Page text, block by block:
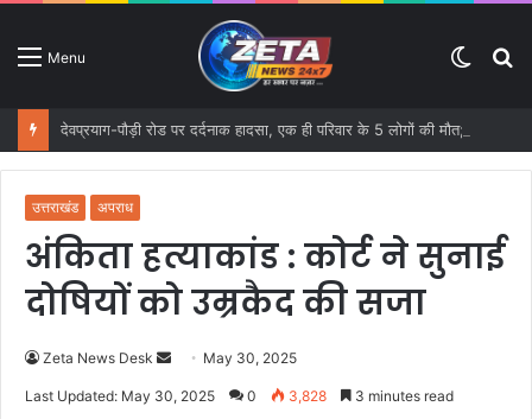
Menu
Switch
उत्तराखंड अपराध
अंकिता हत्याकांड : कोर्ट ने सुनाई
दोषियों को उम्रकैद की सजा
Zeta News Desk May 30, 2025
Last Updated: May 30, 2025 0 3,828 3 minutes read